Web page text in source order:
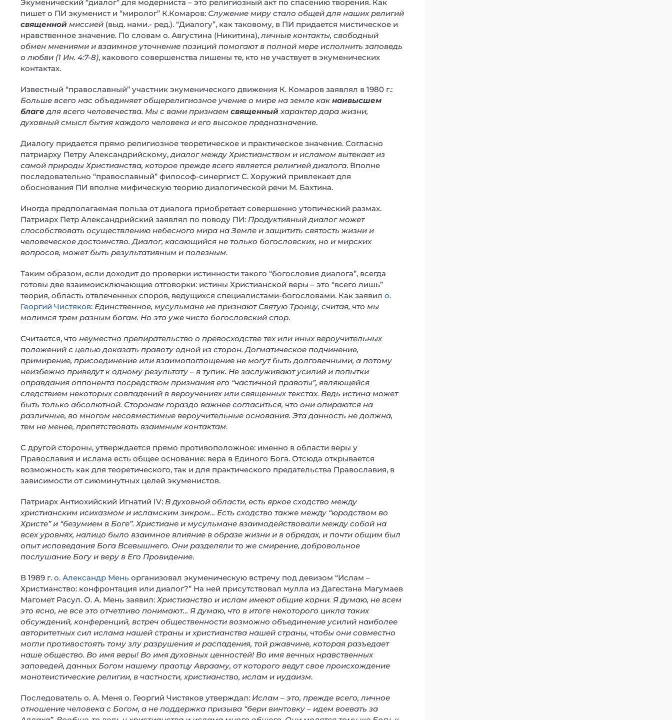
Экуменический “диалог” для модерниста – это религиозный акт по спасению творения. Как
пишет о ПИ экуменист и “миролог” К.Комаров: Служение миру стало общей для наших религий
священной миссией (выд. нами.- ред.). “Диалогу”, как таковому, в ПИ придается мистическое и
нравственное значение. По словам о. Августина (Никитина),личные контакты, свободный
обмен мнениями и взаимное уточнение позиций помогают в полной мере исполнить заповедь
о любви (1 Ин. 4:7-8), какового совершенства лишены те, кто не участвует в экуменических
контактах.
Известный “православный” участник экуменического движения К. Комаров заявлял в 1980 г.:
Больше всего нас объединяет общерелигиозное учение о мире на земле как наивысшем
благе для всего человечества. Мы с вами признаем священныйхарактер дара жизни,
духовный смысл бытия каждого человека и его высокое предназначение.
Диалогу придается прямо религиозное теоретическое и практическое значение. Согласно
патриарху Петру Александрийскому,диалог между Христианством и исламом вытекает из
самой природы Христианства, которое прежде всего является религией диалога. Вполне
последовательно “православный” философ-синергист С. Хоружий привлекает для
обоснования ПИ вполне мифическую теорию диалогической речи М. Бахтина.
Иногда предполагаемая польза от диалога приобретает совершенно утопический размах.
Патриарх Петр Александрийский заявлял по поводу ПИ: Продуктивный диалог может
способствовать осуществлению небесного мира на Земле и защитить святость жизни и
человеческое достоинство. Диалог, касающийся не только богословских, но и мирских
вопросов, может быть результативным и полезным.
Таким образом, если доходит до проверки истинности такого “богословия диалога”, всегда
готовы две взаимоисключающие отговорки: истины Христианской веры – это “всего лишь”
теория, область отвлеченных споров, ведущихся специалистами-богословами. Как заявил о.
Георгий Чистяков: Единственное, мусульмане не признают Святую Троицу, считая, что мы
молимся трем разным богам. Но это уже чисто богословский спор.
Считается, что неуместно препирательство о превосходстве тех или иных вероучительных
положений с целью доказать правоту одной из сторон. Догматическое подчинение,
примирение, присоединение или взаимопоглощение не могут быть долговечными, а потому
неизбежно приведут к одному результату – в тупик. Не заслуживают усилий и попытки
оправдания оппонента посредством признания его “частичной правоты”, являющейся
следствием некоторых совпадений в вероучениях или священных текстах. Ведь истина может
быть только абсолютной. Сторонам гораздо важнее согласиться, что они опираются на
различные, во многом несовместимые вероучительные основания. Эта данность не должна,
тем не менее, препятствовать взаимным контактам.
С другой стороны, утверждается прямо противоположное: именно в области веры у
Православия и ислама есть общее основание: вера в Единого Бога. Отсюда открывается
возможность как для теоретического, так и для практического предательства Православия, в
зависимости от сиюминутных целей экуменистов.
Патриарх Антиохийский Игнатий IV: В духовной области, есть яркое сходство между
христианским исихазмом и исламским зикром… Есть сходство также между “юродством во
Христе” и “безумием в Боге”. Христиане и мусульмане взаимодействовали между собой на
всех уровнях, налицо было взаимное влияние в образе жизни и в обрядах, и почти общим был
опыт исповедания Бога Всевышнего. Они разделяли то же смирение, добровольное
послушание Богу и веру в Его Провидение.
В 1989 г. о. Александр Мень организовал экуменическую встречу под девизом “Ислам –
Христианство: конфронтация или диалог?” На ней присутствовал мулла из Дагестана Магумаев
Магомет Расул. О. А. Мень заявил:Христианство и ислам имеют общие корни. Я думаю, не всем
это ясно, не все это отчетливо понимают… Я думаю, что в итоге некоторого цикла таких
обсуждений, конференций, встреч общественности возможно объединение усилий наиболее
авторитетных сил ислама нашей страны и христианства нашей страны, чтобы они совместно
могли противостоять тому злу разрушения и распадения, той ржавчине, которая разъедает
наше общество. Во имя веры! Во имя духовных ценностей! Во имя вечных нравственных
заповедей, данных Богом нашему праотцу Аврааму, от которого ведут свое происхождение
монотеистические религии, в частности, христианство, ислам и иудаизм.
Последователь о. А. Меня о. Георгий Чистяков утверждал: Ислам – это, прежде всего, личное
отношение человека с Богом, а не поддержка призыва “бери винтовку – идем воевать за